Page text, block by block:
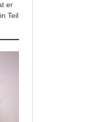
er
Teil